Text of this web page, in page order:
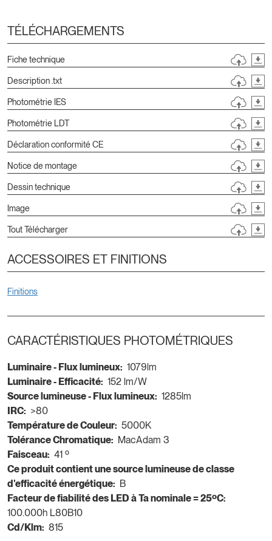
TÉLÉCHARGEMENTS
Fiche technique
Description .txt
Photométrie IES
Photométrie LDT
Déclaration conformité CE
Notice de montage
Dessin technique
Image
Tout Télécharger
ACCESSOIRES ET FINITIONS
Finitions
CARACTÉRISTIQUES PHOTOMÉTRIQUES
Luminaire - Flux lumineux: 1079lm
Luminaire - Efficacité: 152 lm/W
Source lumineuse - Flux lumineux: 1285lm
IRC: >80
Température de Couleur: 5000K
Tolérance Chromatique: MacAdam 3
Faisceau: 41 º
Ce produit contient une source lumineuse de classe
d'efficacité énergétique: B
Facteur de fiabilité des LED à Ta nominale = 25ºC:
100.000h L80B10
Cd/Klm: 815